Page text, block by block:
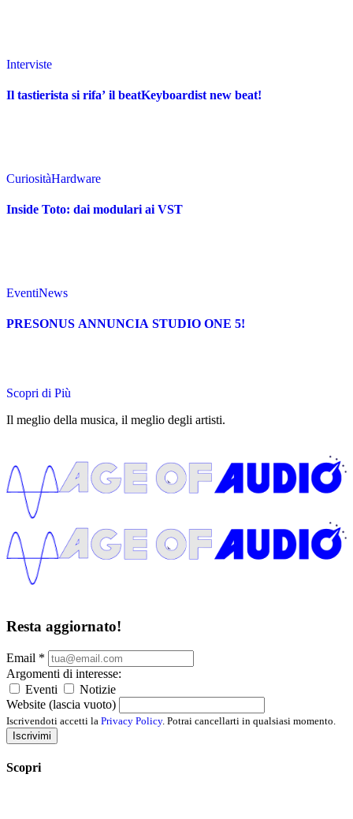
Interviste
Il tastierista si rifa’ il beatKeyboardist new beat!
CuriositàHardware
Inside Toto: dai modulari ai VST
EventiNews
PRESONUS ANNUNCIA STUDIO ONE 5!
Scopri di Più
Il meglio della musica, il meglio degli artisti.
Resta aggiornato!
Email *
Argomenti di interesse:
Eventi
Notizie
Website (lascia vuoto)
Iscrivendoti accetti la Privacy Policy. Potrai cancellarti in qualsiasi momento.
Iscrivimi
Scopri